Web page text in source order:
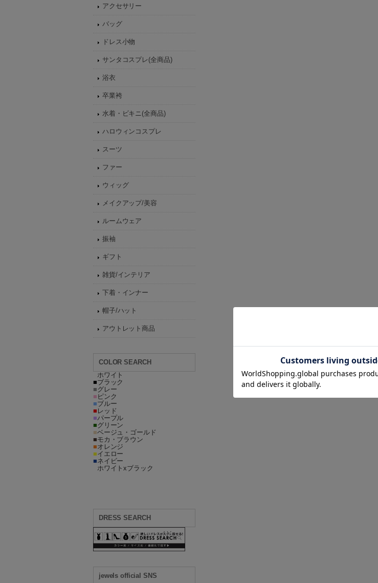
アクセサリー
バッグ
ドレス小物
サンタコスプレ(全商品)
浴衣
卒業袴
水着・ビキニ(全商品)
ハロウィンコスプレ
スーツ
ファー
ウィッグ
メイクアップ/美容
ルームウェア
振袖
ギフト
雑貨/インテリア
下着・インナー
帽子/ハット
アウトレット商品
COLOR SEARCH
ホワイト
■ブラック
■グレー
■ ピンク
■ブルー
■ レッド
■パープル
■グリーン
■ベージュ・ゴールド
■モカ・ブラウン
■オレンジ
■イエロー
■ネイビー
ホワイトxブラック
DRESS SEARCH
jewels official SNS